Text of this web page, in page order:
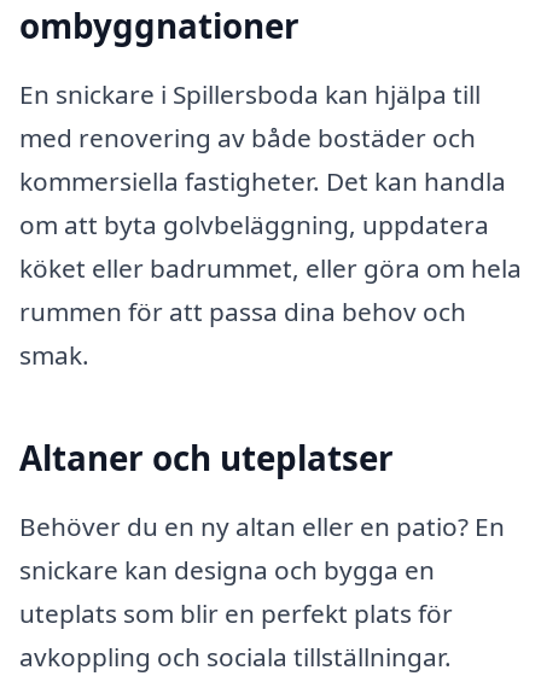
ombyggnationer
En snickare i Spillersboda kan hjälpa till
med renovering av både bostäder och
kommersiella fastigheter. Det kan handla
om att byta golvbeläggning, uppdatera
köket eller badrummet, eller göra om hela
rummen för att passa dina behov och
smak.
Altaner och uteplatser
Behöver du en ny altan eller en patio? En
snickare kan designa och bygga en
uteplats som blir en perfekt plats för
avkoppling och sociala tillställningar.